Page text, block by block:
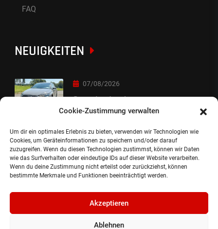
Cookie-Zustimmung verwalten
Um dir ein optimales Erlebnis zu bieten, verwenden wir Technologien wie
Cookies, um Geräteinformationen zu speichern und/oder darauf
zuzugreifen. Wenn du diesen Technologien zustimmst, können wir Daten
wie das Surfverhalten oder eindeutige IDs auf dieser Website verarbeiten.
Wenn du deine Zustimmung nicht erteilst oder zurückziehst, können
bestimmte Merkmale und Funktionen beeinträchtigt werden.
Akzeptieren
Ablehnen
FAQ
NEUIGKEITEN
07/08/2026
Sorry Leute :-)
06/08/2026
Auslieferung